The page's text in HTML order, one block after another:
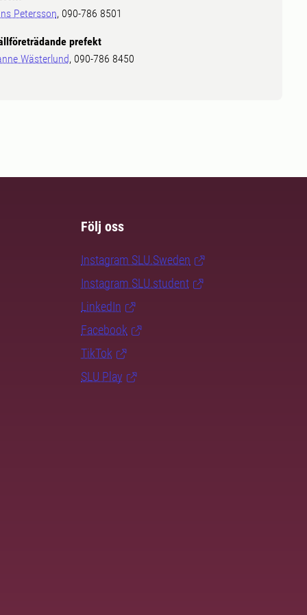
Petersson, 090-786 8501
prefekt
Wästerlund, 090-786 8450
Följ oss
Instagram SLU.Sweden
Instagram SLU.student
LinkedIn
Facebook
TikTok
SLU Play